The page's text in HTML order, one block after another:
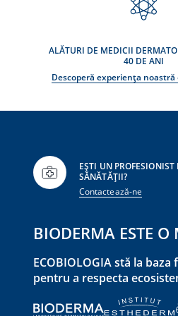
ALĂTURI DE MEDICII
40 DE ANI
Descoperă experiența noastră
EȘTI UN
SĂNĂTĂȚII?
Contactează-ne
BIODERMA ESTE O
ECOBIOLOGIA stă la
pentru a respecta